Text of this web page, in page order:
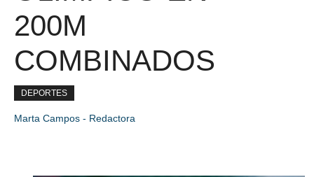
200M
COMBINADOS
DEPORTES
Marta Campos - Redactora